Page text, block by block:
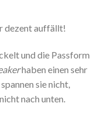
dezent auffällt!
und die Passform
haben einen sehr
sie nicht,
nach unten.